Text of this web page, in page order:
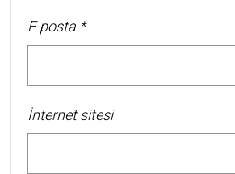
E-posta *
İnternet sitesi